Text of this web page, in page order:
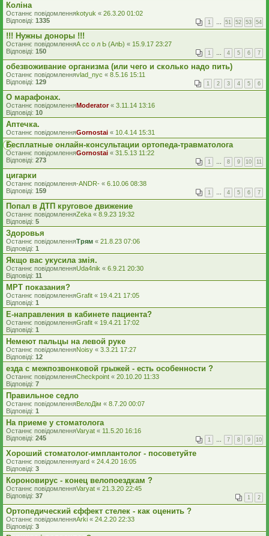
Коліна
Останнє повідомленняkotyuk « 26.3.20 01:02
Відповіді: 1335 1 … 51 52 53 54
!!! Нужны доноры !!!
Останнє повідомленняА сс о л Ь (АлЬ) « 15.9.17 23:27
Відповіді: 150 1 … 4 5 6 7
обезвоживание организма (или чего и сколько надо пить)
Останнє повідомленняvlad_nyc « 8.5.16 15:11
Відповіді: 129 1 2 3 4 5 6
О марафонах.
Останнє повідомленняModerator« 3.11.14 13:16
Відповіді: 10
Аптечка.
Останнє повідомленняGornostai « 10.4.14 15:31
Бесплатные онлайн-консультации ортопеда-травматолога
Останнє повідомленняGornostai « 31.5.13 11:22
Відповіді: 273 1 … 8 9 10 11
цигарки
Останнє повідомлення-ANDR- « 6.10.06 08:38
Відповіді: 159 1 … 4 5 6 7
Попал в ДТП круговое движение
Останнє повідомленняZeka « 8.9.23 19:32
Відповіді: 5
Здоровья
Останнє повідомленняТрям « 21.8.23 07:06
Відповіді: 1
Якщо вас укусила змія.
Останнє повідомленняUda4nik « 6.9.21 20:30
Відповіді: 11
МРТ показания?
Останнє повідомленняGrafit « 19.4.21 17:05
Відповіді: 1
Е-направления в кабинете пациента?
Останнє повідомленняGrafit « 19.4.21 17:02
Відповіді: 1
Немеют пальцы на левой руке
Останнє повідомленняNoisy « 3.3.21 17:27
Відповіді: 12
езда с межпозвонковой грыжей - есть особенности ?
Останнє повідомленняCheckpoint « 20.10.20 11:33
Відповіді: 7
Правильное седло
Останнє повідомленняВелоДім « 8.7.20 00:07
Відповіді: 1
На приеме у стоматолога
Останнє повідомленняVaryat « 11.5.20 16:16
Відповіді: 245 1 … 7 8 9 10
Хороший стоматолог-имплантолог - посоветуйте
Останнє повідомленняyard « 24.4.20 16:05
Відповіді: 3
Короновирус - конец велопоездкам ?
Останнє повідомленняVaryat « 21.3.20 22:45
Відповіді: 37 1 2
Ортопедический єффект стелек - как оценить ?
Останнє повідомленняArki « 24.2.20 22:33
Відповіді: 3